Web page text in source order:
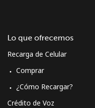
Lo que ofrecemos
Recarga de Celular
Comprar
¿Cómo Recargar?
Crédito de Voz